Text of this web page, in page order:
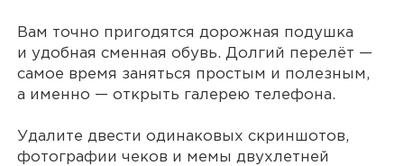
Вам точно пригодятся дорожная подушка
и удобная сменная обувь. Долгий перелёт —
самое время заняться простым и полезным,
а именно — открыть галерею телефона.
Удалите двести одинаковых скриншотов,
фотографии чеков и мемы двухлетней